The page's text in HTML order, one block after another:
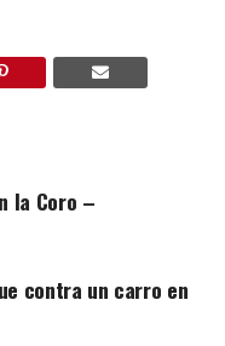
la Coro –
contra un carro en